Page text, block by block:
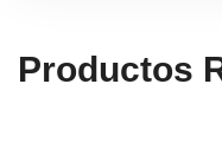
Productos